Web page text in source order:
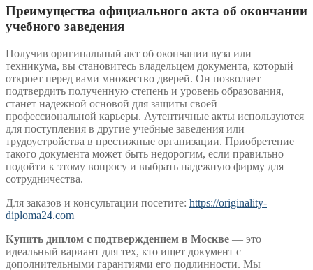
Преимущества официального акта об окончании
учебного заведения
Получив оригинальный акт об окончании вуза или
техникума, вы становитесь владельцем документа, который
откроет перед вами множество дверей. Он позволяет
подтвердить полученную степень и уровень образования,
станет надежной основой для защиты своей
профессиональной карьеры. Аутентичные акты используются
для поступления в другие учебные заведения или
трудоустройства в престижные организации. Приобретение
такого документа может быть недорогим, если правильно
подойти к этому вопросу и выбрать надежную фирму для
сотрудничества.
Для заказов и консультации посетите: https://originality-
diploma24.com
Купить диплом с подтверждением в Москве — это
идеальный вариант для тех, кто ищет документ с
дополнительными гарантиями его подлинности. Мы